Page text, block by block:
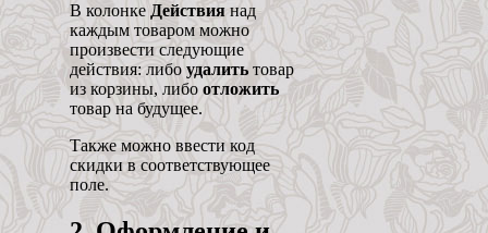
В колонке Действиянад
каждым товаром можно
произвести следующие
действия: либо удалить товар
из корзины, либо отложить
товар на будущее.
Также можно ввести код
скидки в соответствующее
поле.